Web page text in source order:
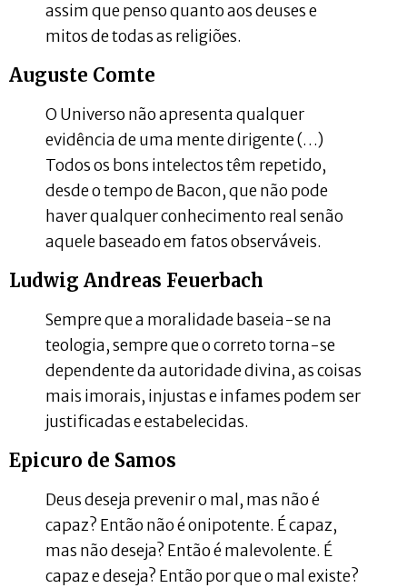
assim que penso quanto aos deuses e
mitos de todas as religiões.
Auguste Comte
O Universo não apresenta qualquer
evidência de uma mente dirigente (…)
Todos os bons intelectos têm repetido,
desde o tempo de Bacon, que não pode
haver qualquer conhecimento real senão
aquele baseado em fatos observáveis.
Ludwig Andreas Feuerbach
Sempre que a moralidade baseia-se na
teologia, sempre que o correto torna-se
dependente da autoridade divina, as coisas
mais imorais, injustas e infames podem ser
justificadas e estabelecidas.
Epicuro de Samos
Deus deseja prevenir o mal, mas não é
capaz? Então não é onipotente. É capaz,
mas não deseja? Então é malevolente. É
capaz e deseja? Então por que o mal existe?